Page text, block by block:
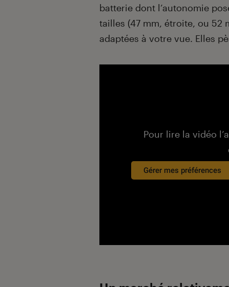
batterie dont l’autonomie
tailles (47 mm, étroite, ou 52
adaptées à votre vue. Elles
Pour lire la vidéo
Gérer mes préférences